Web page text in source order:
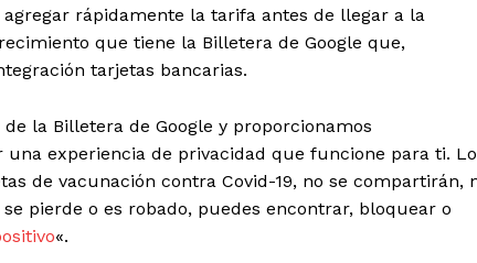
rápidamente la tarifa antes de llegar a la
que tiene la Billetera de Google que,
tarjetas bancarias.
la Billetera de Google y proporcionamos
experiencia de privacidad que funcione para ti.
de vacunación contra Covid-19, no se compartirán,
pierde o es robado, puedes encontrar, bloquear o
«.